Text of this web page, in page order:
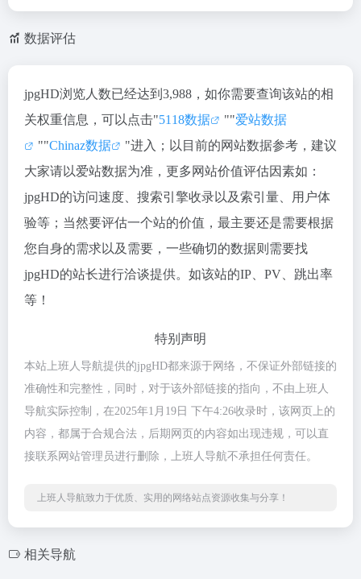
数据评估
jpgHD浏览人数已经达到3,988，如你需要查询该站的相
关权重信息，可以点击"5118数据 ""爱站数据
""Chinaz数据
"进入；以目前的网站数据参考，建议
大家请以爱站数据为准，更多网站价值评估因素如：
jpgHD的访问速度、搜索引擎收录以及索引量、用户体
验等；当然要评估一个站的价值，最主要还是需要根据
您自身的需求以及需要，一些确切的数据则需要找
jpgHD的站长进行洽谈提供。如该站的IP、PV、跳出率
等！
特别声明
本站上班人导航提供的jpgHD都来源于网络，不保证外部链接的
准确性和完整性，同时，对于该外部链接的指向，不由上班人
导航实际控制，在2025年1月19日 下午4:26收录时，该网页上的
内容，都属于合规合法，后期网页的内容如出现违规，可以直
接联系网站管理员进行删除，上班人导航不承担任何责任。
上班人导航致力于优质、实用的网络站点资源收集与分享！
相关导航